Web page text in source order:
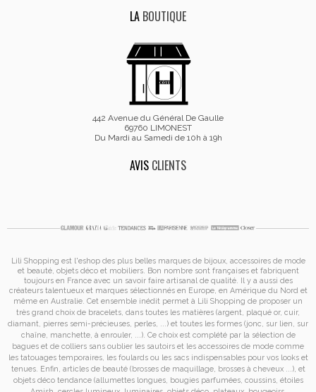
LA BOUTIQUE
442 Avenue du Général De Gaulle
69760 LIMONEST
Du Mardi au Samedi de 10h à 19h
AVIS CLIENTS
Lili Shopping est l'eshop des plus belles marques de bijoux, accessoires de mode
et beauté, objets déco et mobiliers. Bon nombre sont françaises et fabriquent
toujours en France avec un savoir faire artisanal de qualité. Il y a aussi des
créateurs talentueux et marques sélectionnés en Europe, en Amérique du Nord et
même en Australie. Cet ensemble inédit permet à Lili Shopping de proposer un
très grand choix de bracelets , dans toutes les matières (argent, plaqué or, cuir,
diamant, pierres semi-précieuses, perles, ...) et toutes les formes (jonc, sur lien, sur
chaîne, manchette, à enrouler, ...). Ce choix est complété par la sélection de
bagues et de colliers sans oublier les sautoirs et les accessoires de mode comme
les tatouages temporaires, les foulards ou les sacs indispensables pour vos looks et
tenues. Enfin, articles de beauté (brosses de maquillage, brosses à cheveux ...), et
objets déco tendance (allumettes longues, bougies parfumées, coussins, étoiles